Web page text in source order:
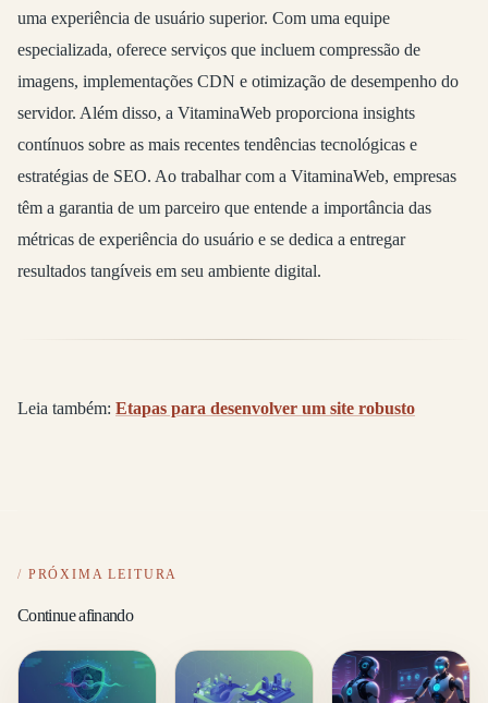
uma experiência de usuário superior. Com uma equipe
especializada, oferece serviços que incluem compressão de
imagens, implementações CDN e otimização de desempenho do
servidor. Além disso, a VitaminaWeb proporciona insights
contínuos sobre as mais recentes tendências tecnológicas e
estratégias de SEO. Ao trabalhar com a VitaminaWeb, empresas
têm a garantia de um parceiro que entende a importância das
métricas de experiência do usuário e se dedica a entregar
resultados tangíveis em seu ambiente digital.
Leia também: Etapas para desenvolver um site robusto
PRÓXIMA LEITURA
Continue afinando